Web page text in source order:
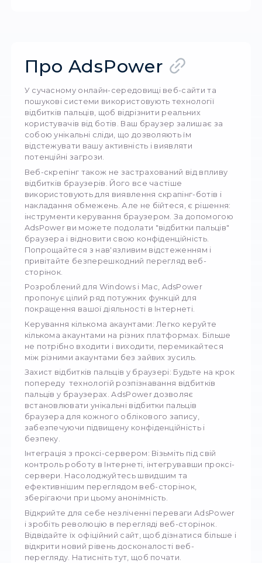
8323
Про AdsPower
У сучасному онлайн-середовищі веб-сайти
пошукові системи використовують
відбитків пальців, щоб відрізнити реальних
користувачів від ботів. Ваш браузер
собою унікальні сліди, що дозволяють їм
відстежувати вашу активність і виявляти
Веб-скрепінг також не застрахований від
відбитків браузерів. Його все частіше
використовують для виявлення скрапінг-
накладання обмежень. Але не бійтеся, є
інструменти керування браузером. За
AdsPowerви можете подолати "відбитки
браузера і відновити свою конфіденційність.
Попрощайтеся з нав'язливим відстеженням
сторінок.
Розроблений для Windows і Mac,
пропонує цілий ряд потужних функцій для
покращення вашої діяльності в Інтернеті.
Керування кількома акаунтами: Легко
кількома акаунтами на різних платформах.
не потрібно входити і виходити,